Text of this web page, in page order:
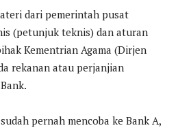
dari pemerintah pusat
(petunjuk teknis) dan aturan
Kementrian Agama (Dirjen
rekanan atau perjanjian
pernah mencoba ke Bank A,